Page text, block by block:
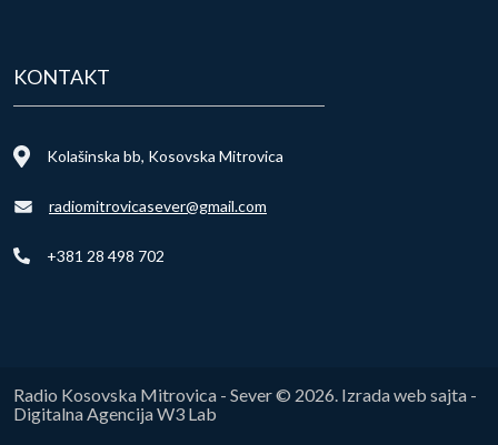
KONTAKT
Kolašinska bb, Kosovska Mitrovica
radiomitrovicasever@gmail.com
+381 28 498 702
Radio Kosovska Mitrovica - Sever © 2026. Izrada web sajta -
Digitalna Agencija W3 Lab